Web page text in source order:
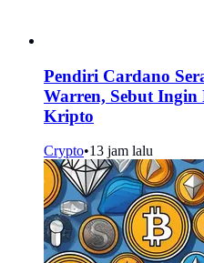
Pendiri Cardano
Warren, Sebut
Kripto
Crypto•13 jam lalu